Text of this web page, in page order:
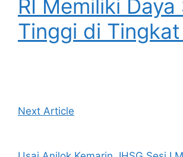
RI Memiliki Daya
Tinggi di
Next Article